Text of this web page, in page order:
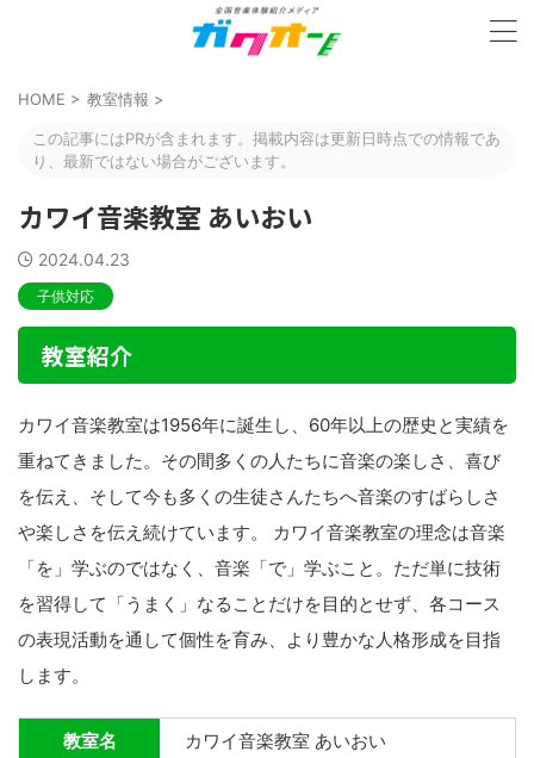
HOME > 教室情報 >
この記事にはPRが含まれます。掲載内容は更新日時点での情報であ
り、最新ではない場合がございます。
カワイ音楽教室 あいおい
2024.04.23
子供対応
教室紹介
カワイ音楽教室は1956年に誕生し、60年以上の歴史と実績を
重ねてきました。その間多くの人たちに音楽の楽しさ、喜び
を伝え、そして今も多くの生徒さんたちへ音楽のすばらしさ
や楽しさを伝え続けています。 カワイ音楽教室の理念は音楽
「を」学ぶのではなく、音楽「で」学ぶこと。ただ単に技術
を習得して「うまく」なることだけを目的とせず、各コース
の表現活動を通して個性を育み、より豊かな人格形成を目指
します。
教室名 カワイ音楽教室 あいおい